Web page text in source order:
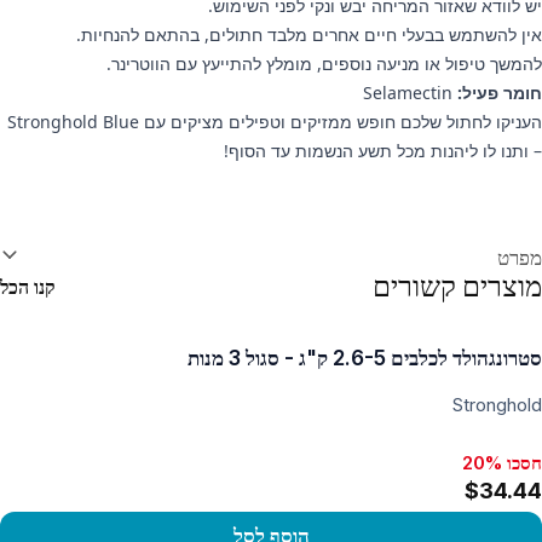
יש לוודא שאזור המריחה יבש ונקי לפני השימוש.
אין להשתמש בבעלי חיים אחרים מלבד חתולים, בהתאם להנחיות.
להמשך טיפול או מניעה נוספים, מומלץ להתייעץ עם הווטרינר.
חומר פעיל: Selamectin
העניקו לחתול שלכם חופש ממזיקים וטפילים מציקים עם Stronghold Blue
– ותנו לו ליהנות מכל תשע הנשמות עד הסוף!
מפרט
מוצרים קשורים קנו הכל
סטרונגהולד לכלבים 2.6-5 ק"ג - סגול 3 מנות
Stronghold
חסכו 20%
$34.44
הוסף לסל
חסכו 20%, $40.46